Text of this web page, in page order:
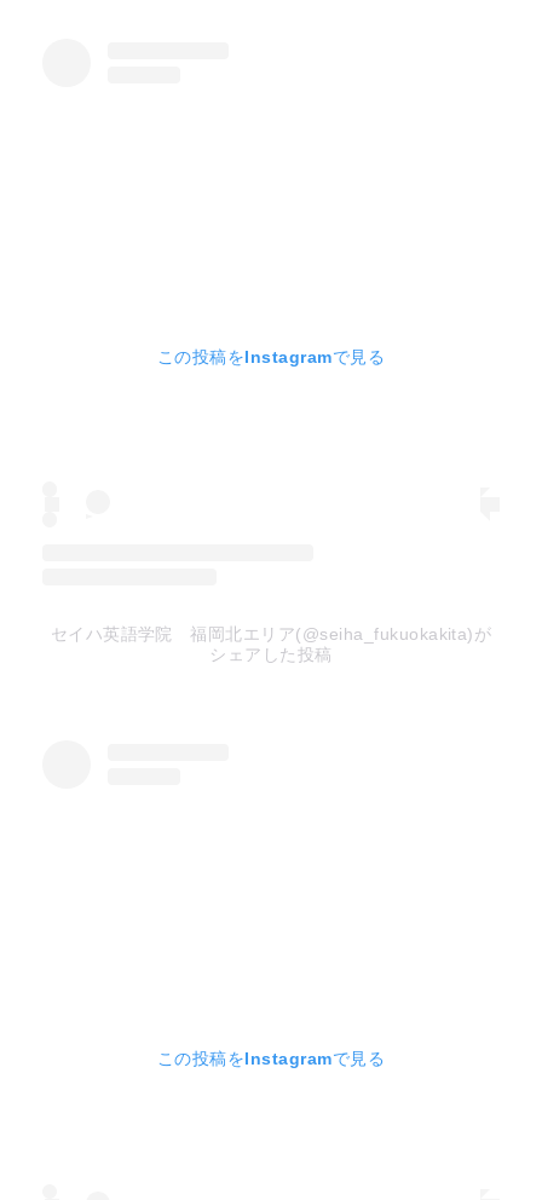
この投稿をInstagramで見る
セイハ英語学院 福岡北エリア(@seiha_fukuokakita)が
シェアした投稿
この投稿をInstagramで見る